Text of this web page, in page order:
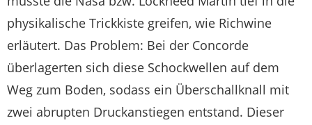
physikalische Trickkiste greifen, wie Richwine
erläutert. Das Problem: Bei der Concorde
überlagerten sich diese Schockwellen auf dem
Weg zum Boden, sodass ein Überschallknall mit
zwei abrupten Druckanstiegen entstand. Dieser